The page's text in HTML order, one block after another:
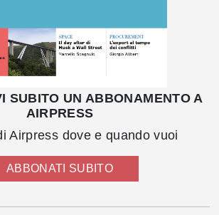
SUBITO UN ABBONAMENTO A
AIRPRESS
Airpress dove e quando vuoi
ABBONATI SUBITO